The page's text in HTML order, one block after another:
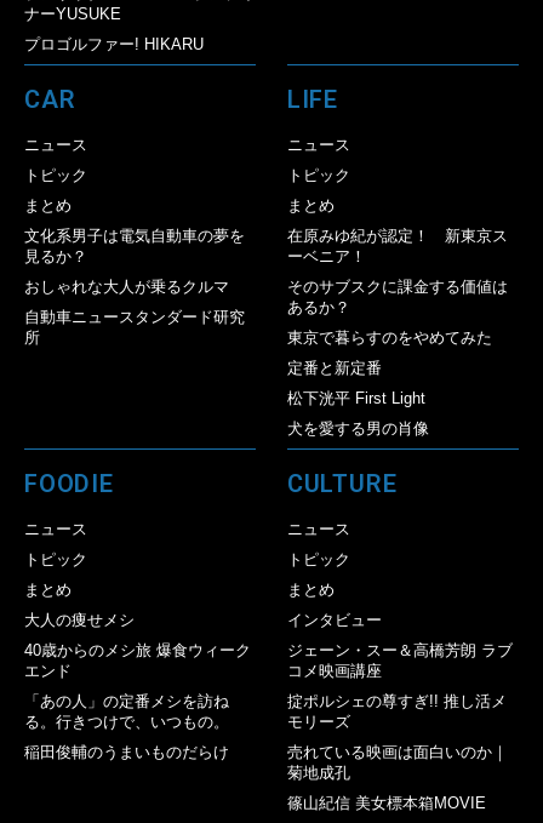
ナーYUSUKE
プロゴルファー! HIKARU
CAR
ニュース
トピック
まとめ
文化系男子は電気自動車の夢を
見るか？
おしゃれな大人が乗るクルマ
自動車ニュースタンダード研究
所
LIFE
ニュース
トピック
まとめ
在原みゆ紀が認定！ 新東京ス
ーベニア！
そのサブスクに課金する価値は
あるか？
東京で暮らすのをやめてみた
定番と新定番
松下洸平 First Light
犬を愛する男の肖像
FOODIE
ニュース
トピック
まとめ
大人の痩せメシ
40歳からのメシ旅 爆食ウィーク
エンド
「あの人」の定番メシを訪ね
る。行きつけで、いつもの。
稲田俊輔のうまいものだらけ
CULTURE
ニュース
トピック
まとめ
インタビュー
ジェーン・スー＆高橋芳朗 ラブ
コメ映画講座
掟ポルシェの尊すぎ!! 推し活メ
モリーズ
売れている映画は面白いのか｜
菊地成孔
篠山紀信 美女標本箱MOVIE